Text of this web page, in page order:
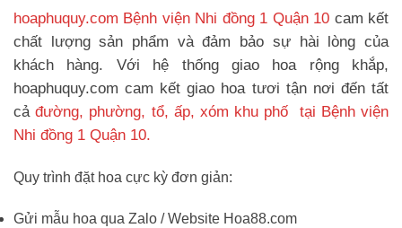
hoaphuquy.com Bệnh viện Nhi đồng 1 Quận 10 cam kết
chất lượng sản phẩm và đảm bảo sự hài lòng của
khách hàng. Với hệ thống giao hoa rộng khắp,
hoaphuquy.com cam kết giao hoa tươi tận nơi đến tất
cảđường, phường, tổ, ấp, xóm khu phố tại Bệnh viện
Nhi đồng 1 Quận 10.
Quy trình đặt hoa cực kỳ đơn giản:
Gửi mẫu hoa qua Zalo / Website Hoa88.com